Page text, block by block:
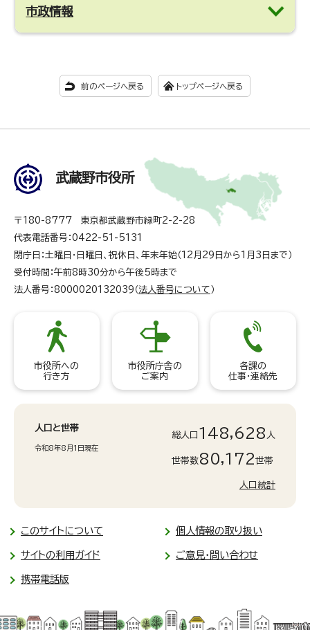
市政情報
前のページへ戻る トップページへ戻る
武蔵野市役所
〒180-8777 東京都武蔵野市緑町2-2-28
代表電話番号：0422-51-5131
閉庁日：土曜日・日曜日、祝休日、年末年始（12月29日から1月3日まで）
受付時間：午前8時30分から午後5時まで
法人番号：8000020132039（ 法人番号について ）
市役所への
行き方
市役所庁舎の
ご案内
各課の
仕事・連絡先
人口と世帯
令和8年8月1日現在
総人口 148,628 人
世帯数80,172世帯
人口統計
このサイトについて 個人情報の取り扱い
サイトの利用ガイド ご意見・問い合わせ
携帯電話版